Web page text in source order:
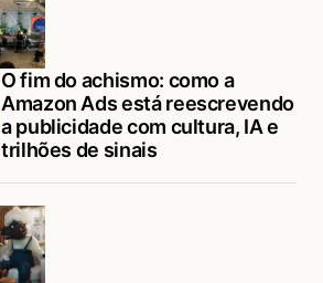
O fim do achismo: como a
Amazon Ads está reescrevendo
a publicidade com cultura, IA e
trilhões de sinais